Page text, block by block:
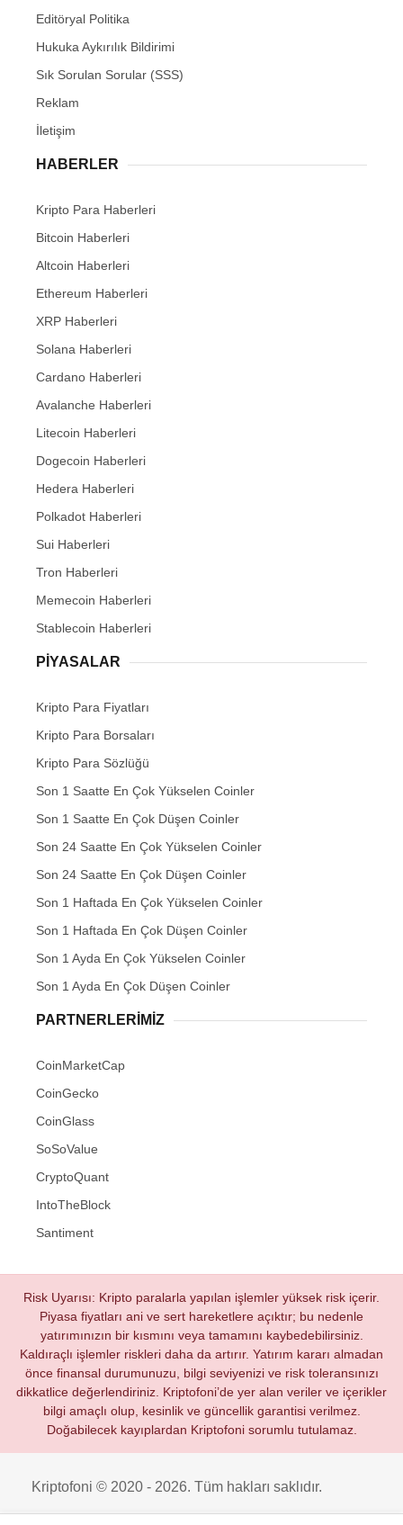
Editöryal Politika
Hukuka Aykırılık Bildirimi
Sık Sorulan Sorular (SSS)
Reklam
İletişim
HABERLER
Kripto Para Haberleri
Bitcoin Haberleri
Altcoin Haberleri
Ethereum Haberleri
XRP Haberleri
Solana Haberleri
Cardano Haberleri
Avalanche Haberleri
Litecoin Haberleri
Dogecoin Haberleri
Hedera Haberleri
Polkadot Haberleri
Sui Haberleri
Tron Haberleri
Memecoin Haberleri
Stablecoin Haberleri
PIYASALAR
Kripto Para Fiyatları
Kripto Para Borsaları
Kripto Para Sözlüğü
Son 1 Saatte En Çok Yükselen Coinler
Son 1 Saatte En Çok Düşen Coinler
Son 24 Saatte En Çok Yükselen Coinler
Son 24 Saatte En Çok Düşen Coinler
Son 1 Haftada En Çok Yükselen Coinler
Son 1 Haftada En Çok Düşen Coinler
Son 1 Ayda En Çok Yükselen Coinler
Son 1 Ayda En Çok Düşen Coinler
PARTNERLERIMIZ
CoinMarketCap
CoinGecko
CoinGlass
SoSoValue
CryptoQuant
IntoTheBlock
Santiment
Risk Uyarısı: Kripto paralarla yapılan işlemler yüksek risk içerir.
Piyasa fiyatları ani ve sert hareketlere açıktır; bu nedenle
yatırımınızın bir kısmını veya tamamını kaybedebilirsiniz.
Kaldıraçlı işlemler riskleri daha da artırır. Yatırım kararı almadan
önce finansal durumunuzu, bilgi seviyenizi ve risk toleransınızı
dikkatlice değerlendiriniz. Kriptofoni’de yer alan veriler ve içerikler
bilgi amaçlı olup, kesinlik ve güncellik garantisi verilmez.
Doğabilecek kayıplardan Kriptofoni sorumlu tutulamaz.
Kriptofoni © 2020 - 2026. Tüm hakları saklıdır.